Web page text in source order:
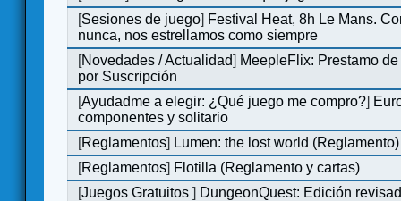
[Sesiones de juego] Festival Heat, 8h Le Mans.
nunca, nos estrellamos como siempre
[Novedades / Actualidad] MeepleFlix: Prestamo
por Suscripción
[Ayudadme a elegir: ¿Qué juego me compro?]
componentes y solitario
[Reglamentos] Lumen: the lost world (Reglamento)
[Reglamentos] Flotilla (Reglamento y cartas)
[Juegos Gratuitos] DungeonQuest: Edición